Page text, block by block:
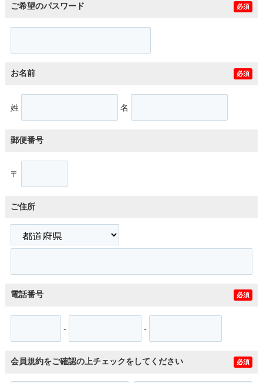
ご希望のパスワード 必須
お名前 必須
姓 名
郵便番号
〒
ご住所
電話番号 必須
- -
会員規約をご確認の上チェックをしてください 必須